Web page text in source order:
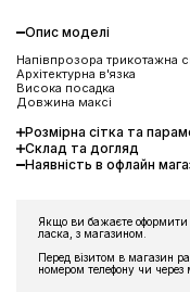
Опис моделі
Напівпрозора трикотажна
Архітектурна в'язка
Висока посадка
Довжина максі
Розмірна сітка та
Склад та догляд
Наявність в офлайн
Якщо ви бажаєте оформити
ласка, з магазином.
Перед візитом в магазин
номером телефону чи через
Підпишіться на